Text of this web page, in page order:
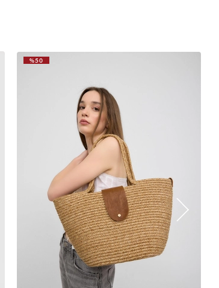
%50